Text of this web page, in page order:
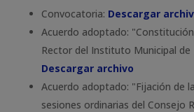
Convocatoria: Descargar
Acuerdo adoptado:
Rector del Instituto Municipal de
Descargar archivo
Acuerdo adoptado: "Fijación de
sesiones ordinarias del Consejo